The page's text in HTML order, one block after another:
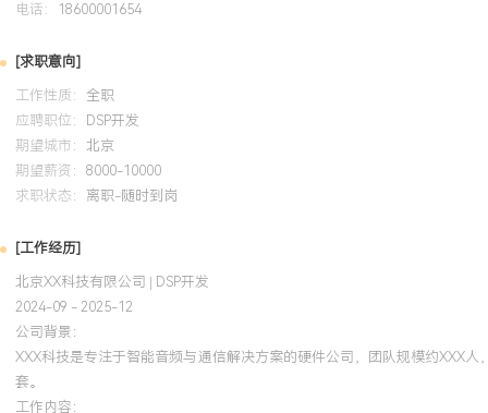
2024-09 -2025-12
系统学习并认证了TI C2000系列DSP/MCU的体系架构与开发技术。
外设配置、CLA协处理器编程等知识，应用于新一代数字电源产品的
PWM中断响应逻辑，将控制环路计算时间缩短XXX%，并通过使用
使系统可额外并行处理XXX路传感器数据。
电话：
18600001654
[求职意向]
工作性质： 全职
应聘职位：
DSP开发
期望城市： 北京
期望薪资： 8000-10000
求职状态： 离职-随时到岗
[工作经历]
北京XX科技有限公司 | DSP开发
2024-09 - 2025-12
公司背景：
XXX科技是专注于智能音频与通信解决方案的硬件公司，团队规模约XXX
套。
工作内容：